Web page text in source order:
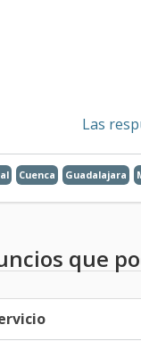
Las
Cuenca Guadalajara
que